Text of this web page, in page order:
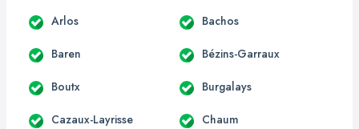
Arlos Bachos
Baren Bézins-Garraux
Boutx Burgalays
Cazaux-Layrisse Chaum